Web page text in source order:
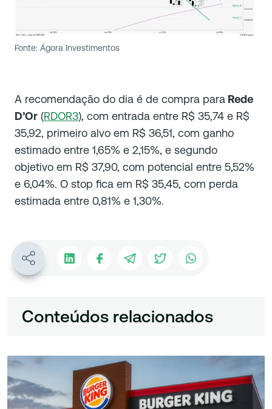
Fonte: Ágora Investimentos
A recomendação do dia é de compra para Rede
D’Or (RDOR3), com entrada entre R$ 35,74 e R$
35,92, primeiro alvo em R$ 36,51, com ganho
estimado entre 1,65% e 2,15%, e segundo
objetivo em R$ 37,90, com potencial entre 5,52%
e 6,04%. O stop fica em R$ 35,45, com perda
estimada entre 0,81% e 1,30%.
Conteúdos relacionados